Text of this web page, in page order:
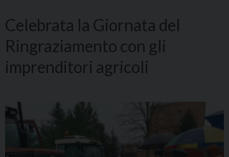
Celebrata la Giornata del
Ringraziamento con gli
imprenditori agricoli